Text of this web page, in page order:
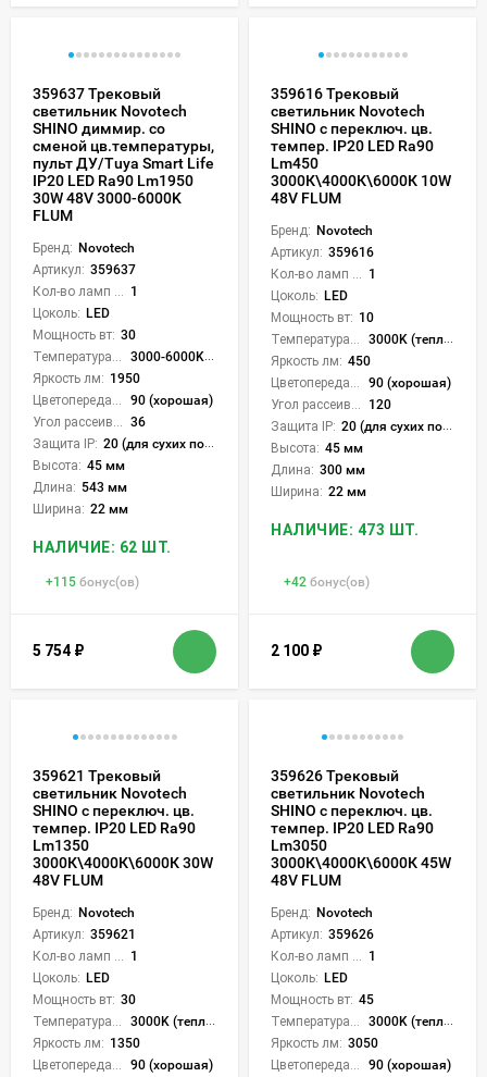
359637 Трековый
светильник Novotech
SHINO диммир. со
сменой цв.температуры,
пульт ДУ/Tuya Smart Life
IP20 LED Ra90 Lm1950
30W 48V 3000-6000K
FLUM
Бренд: Novotech
Артикул: 359637
1
Цоколь: LED
Мощность вт: 30
3000-6000K (плавная рег.)
Яркость лм: 1950
90 (хорошая)
36
Защита IP: 20 (для сухих пом.)
Высота: 45 мм
Длина: 543 мм
Ширина: 22 мм
НАЛИЧИЕ: 62 ШТ.
+115 бонус(ов)
5 754 ₽
359616 Трековый
светильник Novotech
SHINO с переключ. цв.
темпер. IP20 LED Ra90
Lm450
3000К\4000К\6000К 10W
48V FLUM
Бренд: Novotech
Артикул: 359616
1
Цоколь: LED
Мощность вт: 10
3000K (теплый), 4000K (нейтральный), 6000K (холодный), CCT механическое переключение
Яркость лм: 450
90 (хорошая)
120
Защита IP: 20 (для сухих пом.)
Высота: 45 мм
Длина: 300 мм
Ширина: 22 мм
НАЛИЧИЕ: 473 ШТ.
+42 бонус(ов)
2 100 ₽
359621 Трековый
светильник Novotech
SHINO с переключ. цв.
темпер. IP20 LED Ra90
Lm1350
3000К\4000К\6000К 30W
48V FLUM
Бренд: Novotech
Артикул: 359621
1
Цоколь: LED
Мощность вт: 30
3000K (теплый), 4000K (нейтральный), 6000K (холодный), CCT механическое переключение
Яркость лм: 1350
90 (хорошая)
359626 Трековый
светильник Novotech
SHINO с переключ. цв.
темпер. IP20 LED Ra90
Lm3050
3000К\4000К\6000К 45W
48V FLUM
Бренд: Novotech
Артикул: 359626
1
Цоколь: LED
Мощность вт: 45
3000K (теплый), 4000K (нейтральный), 6000K (холодный), CCT механическое переключение
Яркость лм: 3050
90 (хорошая)